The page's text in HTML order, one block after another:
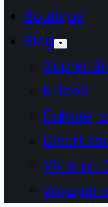
Boutique
Blog
K-food
Culture,
Vivre en
Voyager